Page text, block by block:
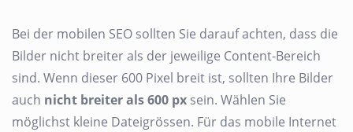
Bei der mobilen SEO sollten Sie darauf achten, dass die
Bilder nicht breiter als der jeweilige Content-Bereich
sind. Wenn dieser 600 Pixel breit ist, sollten Ihre Bilder
auch nicht breiter als 600 px sein. Wählen Sie
möglichst kleine Dateigrössen. Für das mobile Internet